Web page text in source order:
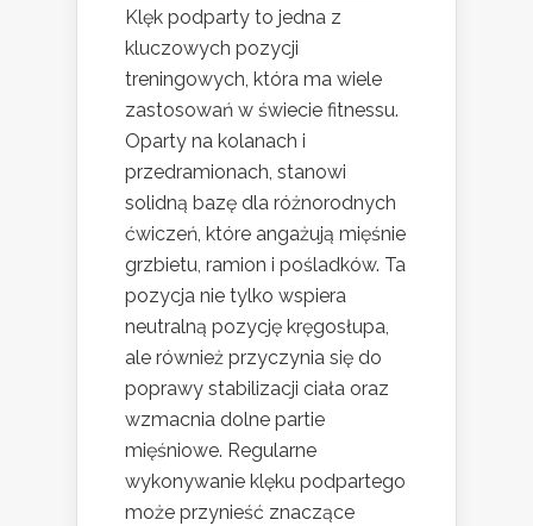
Klęk podparty to jedna z
kluczowych pozycji
treningowych, która ma wiele
zastosowań w świecie fitnessu.
Oparty na kolanach i
przedramionach, stanowi
solidną bazę dla różnorodnych
ćwiczeń, które angażują mięśnie
grzbietu, ramion i pośladków. Ta
pozycja nie tylko wspiera
neutralną pozycję kręgosłupa,
ale również przyczynia się do
poprawy stabilizacji ciała oraz
wzmacnia dolne partie
mięśniowe. Regularne
wykonywanie klęku podpartego
może przynieść znaczące